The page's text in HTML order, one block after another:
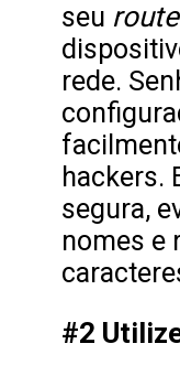
seu
rede.
hackers.
segura,
nomes e
#2